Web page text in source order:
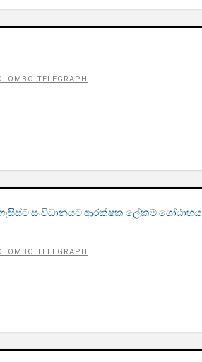
TELEGRAPH
සංවිධානයට ආරක්ෂක ලේකම් ගෝඨාභය
TELEGRAPH